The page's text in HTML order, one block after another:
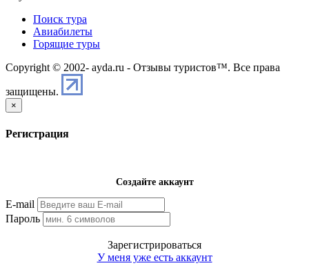
Поиск тура
Авиабилеты
Горящие туры
Copyright © 2002- ayda.ru - Отзывы туристов™. Все права
защищены.
×
Регистрация
Создайте аккаунт
E-mail
Пароль
Зарегистрироваться
У меня уже есть аккаунт